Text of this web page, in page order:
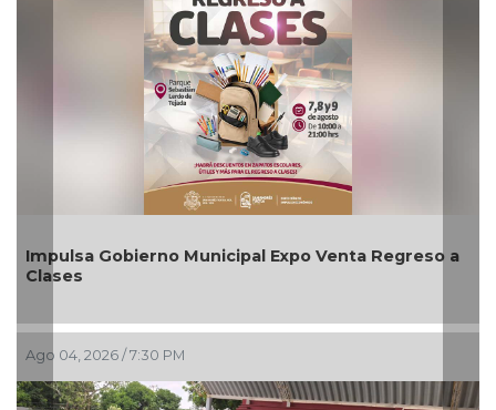
Impulsa Gobierno Municipal Expo Venta Regreso a
Clases
Ago 04, 2026 / 7:30 PM